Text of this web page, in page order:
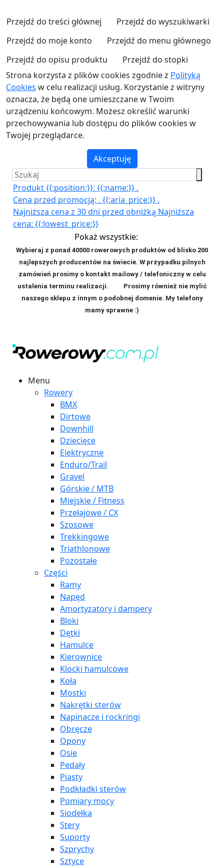
Przejdź do treści głównej
Przejdź do wyszukiwarki
Przejdź do moje konto
Przejdź do menu głównego
Przejdź do opisu produktu
Przejdź do stopki
Strona korzysta z plików cookies zgodnie z Polityką
Cookies w celu realizacji usług. Korzystanie z witryny
oznacza, że będą one umieszczane w Twoim
urządzeniu końcowym. Możesz określić warunki
przechowywania lub dostępu do plików cookies w
Twojej przeglądarce.
Akceptuję
Produkt {{:position:}}: {{:name:}} .
Cena przed promocją: . {{:aria_price:}} .
Najniższa cena z 30 dni przed obniżką Najniższa
cena: {{:lowest_price:}}
Pokaż wszystkie:
Wybieraj z ponad 40000 rowerowych produktów od blisko 200
najlepszych producentów na świecie. W przypadku pilnych
zamówień prosimy o kontakt mailowy / telefoniczny w celu
ustalenia terminu realizacji. Prosimy również nie mylić
naszego sklepu z innym o podobnej domenie. My telefony
mamy sprawne :)
Menu
Rowery
BMX
Dirtowe
Downhill
Dziecięce
Elektryczne
Enduro/Trail
Gravel
Górskie / MTB
Miejskie / Fitness
Przełajowe / CX
Szosowe
Trekkingowe
Triathlonowe
Pozostałe
Części
Ramy
Napęd
Amortyzatory i dampery
Bloki
Dętki
Hamulce
Kierownice
Klocki hamulcowe
Koła
Mostki
Nakrętki sterów
Napinacze i rockringi
Obręcze
Opony
Osie
Pedały
Piasty
Podkładki sterów
Pomiary mocy
Siodełka
Stery
Suporty
Szprychy
Sztyce